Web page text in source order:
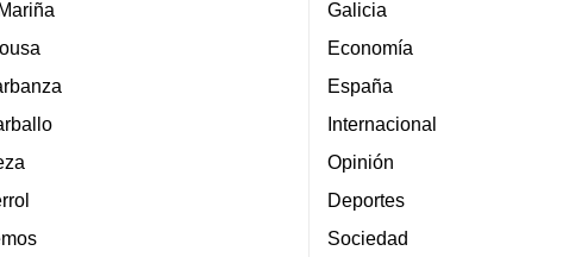
Galicia
Economía
España
Internacional
Opinión
Deportes
Sociedad